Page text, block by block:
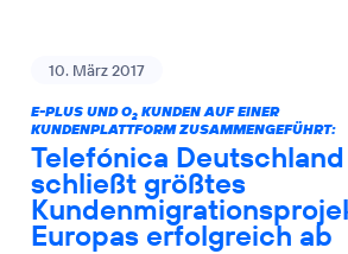
10. März 2017
E-PLUS UND O2KUNDEN AUF EINER
KUNDENPLATTFORM ZUSAMMENGEFÜHRT:
Telefónica Deutschland
schließt größtes
Europas erfolgreich ab